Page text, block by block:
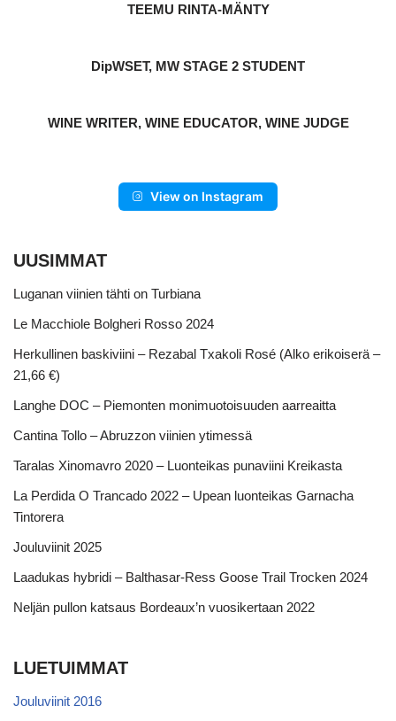
TEEMU RINTA-MÄNTY
DipWSET, MW STAGE 2 STUDENT
WINE WRITER, WINE EDUCATOR, WINE JUDGE
View on Instagram
UUSIMMAT
Luganan viinien tähti on Turbiana
Le Macchiole Bolgheri Rosso 2024
Herkullinen baskiviini – Rezabal Txakoli Rosé (Alko erikoiserä –
21,66 €)
Langhe DOC – Piemonten monimuotoisuuden aarreaitta
Cantina Tollo – Abruzzon viinien ytimessä
Taralas Xinomavro 2020 – Luonteikas punaviini Kreikasta
La Perdida O Trancado 2022 – Upean luonteikas Garnacha
Tintorera
Jouluviinit 2025
Laadukas hybridi – Balthasar-Ress Goose Trail Trocken 2024
Neljän pullon katsaus Bordeaux’n vuosikertaan 2022
LUETUIMMAT
Jouluviinit 2016